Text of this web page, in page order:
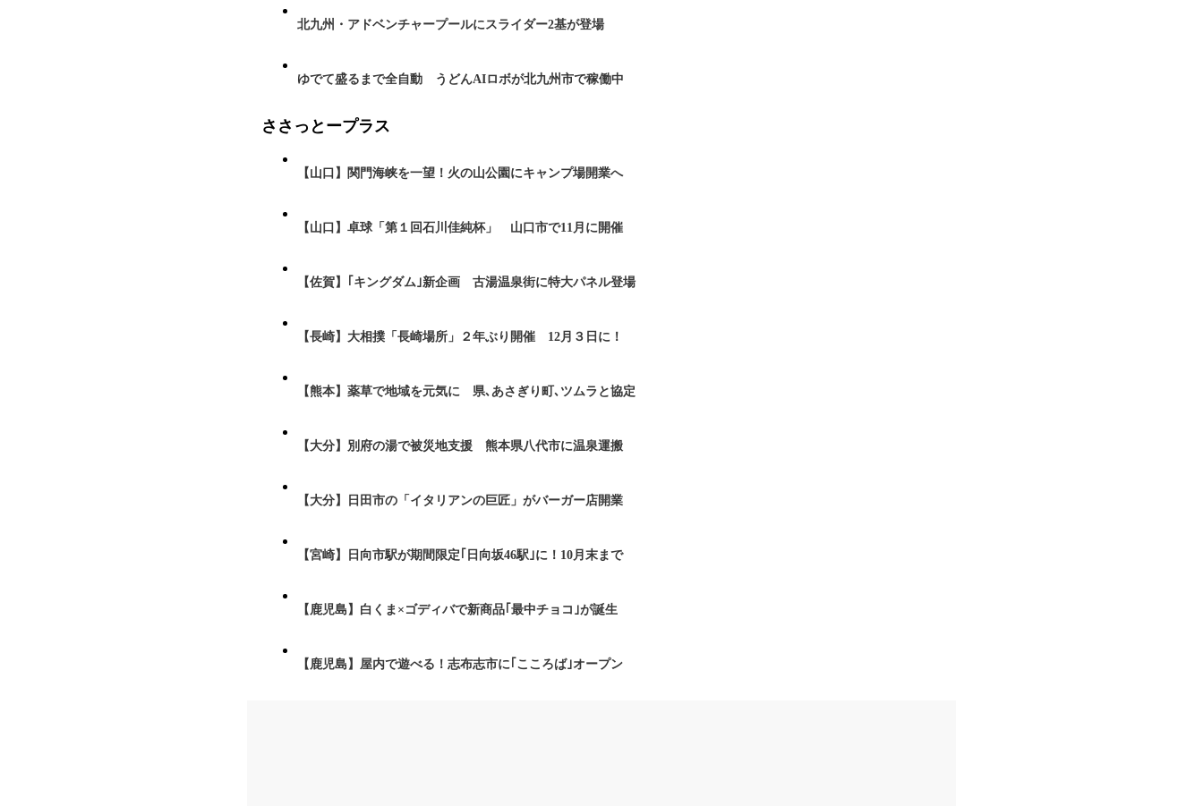
北九州・アドベンチャープールにスライダー2基が登場
ゆでて盛るまで全自動 うどんAIロボが北九州市で稼働中
ささっとープラス
【山口】関門海峡を一望！火の山公園にキャンプ場開業へ
【山口】卓球「第１回石川佳純杯」 山口市で11月に開催
【佐賀】｢キングダム｣新企画 古湯温泉街に特大パネル登場
【長崎】大相撲「長崎場所」２年ぶり開催 12月３日に！
【熊本】薬草で地域を元気に 県､あさぎり町､ツムラと協定
【大分】別府の湯で被災地支援 熊本県八代市に温泉運搬
【大分】日田市の「イタリアンの巨匠」がバーガー店開業
【宮崎】日向市駅が期間限定｢日向坂46駅｣に！10月末まで
【鹿児島】白くま×ゴディバで新商品｢最中チョコ｣が誕生
【鹿児島】屋内で遊べる！志布志市に｢こころば｣オープン